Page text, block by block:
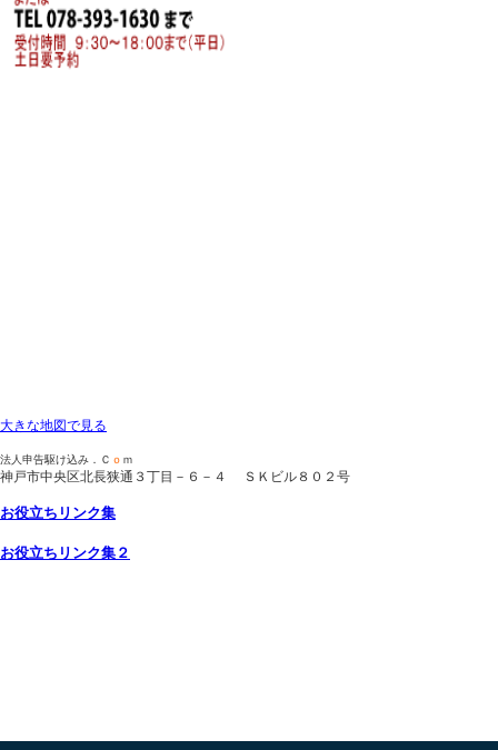
大きな地図で見る
法人申告駆け込み．Ｃ ｏ ｍ
神戸市中央区北長狭通３丁目－６－４ ＳＫビル８０２号
お役立ち リンク集
お役立ちリンク集２